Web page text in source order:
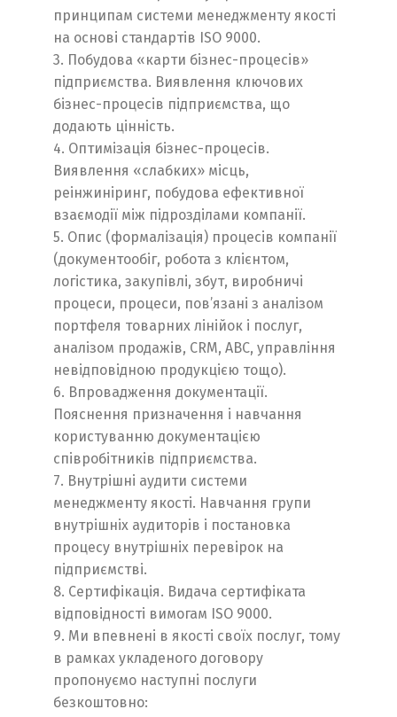
принципам системи менеджменту якості
на основі стандартів ISO 9000.
3. Побудова «карти бізнес-процесів»
підприємства. Виявлення ключових
бізнес-процесів підприємства, що
додають цінність.
4. Оптимізація бізнес-процесів.
Виявлення «слабких» місць,
реінжиніринг, побудова ефективної
взаємодії між підрозділами компанії.
5. Опис (формалізація) процесів компанії
(документообіг, робота з клієнтом,
логістика, закупівлі, збут, виробничі
процеси, процеси, пов’язані з аналізом
портфеля товарних лінійок і послуг,
аналізом продажів, CRM, АВС, управління
невідповідною продукцією тощо).
6. Впровадження документації.
Пояснення призначення і навчання
користуванню документацією
співробітників підприємства.
7. Внутрішні аудити системи
менеджменту якості. Навчання групи
внутрішніх аудиторів і постановка
процесу внутрішніх перевірок на
підприємстві.
8. Сертифікація. Видача сертифіката
відповідності вимогам ISO 9000.
9. Ми впевнені в якості своїх послуг, тому
в рамках укладеного договору
пропонуємо наступні послуги
безкоштовно: